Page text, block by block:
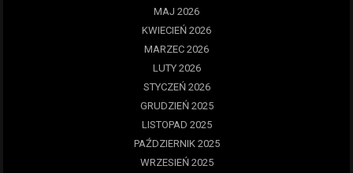
MAJ 2026
KWIECIEŃ 2026
MARZEC 2026
LUTY 2026
STYCZEŃ 2026
GRUDZIEŃ 2025
LISTOPAD 2025
PAŹDZIERNIK 2025
WRZESIEŃ 2025